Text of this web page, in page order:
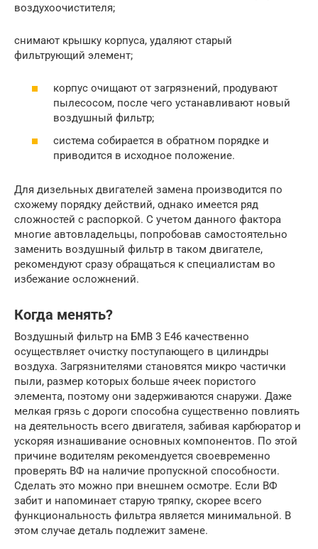
воздухоочистителя;
снимают крышку корпуса, удаляют старый
фильтрующий элемент;
корпус очищают от загрязнений, продувают
пылесосом, после чего устанавливают новый
воздушный фильтр;
система собирается в обратном порядке и
приводится в исходное положение.
Для дизельных двигателей замена производится по
схожему порядку действий, однако имеется ряд
сложностей с распоркой. С учетом данного фактора
многие автовладельцы, попробовав самостоятельно
заменить воздушный фильтр в таком двигателе,
рекомендуют сразу обращаться к специалистам во
избежание осложнений.
Когда менять?
Воздушный фильтр на БМВ 3 E46 качественно
осуществляет очистку поступающего в цилиндры
воздуха. Загрязнителями становятся микро частички
пыли, размер которых больше ячеек пористого
элемента, поэтому они задерживаются снаружи. Даже
мелкая грязь с дороги способна существенно повлиять
на деятельность всего двигателя, забивая карбюратор и
ускоряя изнашивание основных компонентов. По этой
причине водителям рекомендуется своевременно
проверять ВФ на наличие пропускной способности.
Сделать это можно при внешнем осмотре. Если ВФ
забит и напоминает старую тряпку, скорее всего
функциональность фильтра является минимальной. В
этом случае деталь подлежит замене.